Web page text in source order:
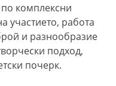
комплексни
участието, работа
и разнообразие
подход,
почерк.